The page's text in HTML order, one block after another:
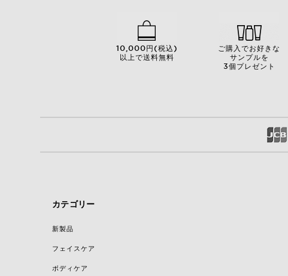
10,000円(税込)
以上で送料無料
ご購入でお好きな
サンプルを
3個プレゼント
カテゴリー
新製品
フェイスケア
ボディケア